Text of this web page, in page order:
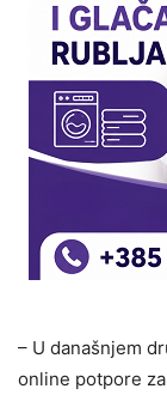
– U današnjem
online potpore